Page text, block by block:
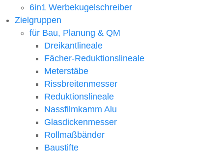
6in1 Werbekugelschreiber
Zielgruppen
für Bau, Planung & QM
Dreikantlineale
Fächer-Reduktionslineale
Meterstäbe
Rissbreitenmesser
Reduktionslineale
Nassfilmkamm Alu
Glasdickenmesser
Rollmaßbänder
Baustifte